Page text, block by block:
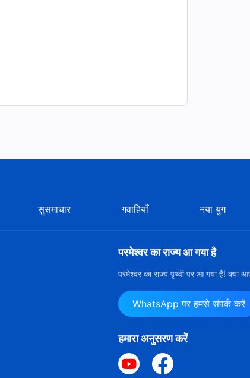
सुसमाचार गवाहियाँ नया युग
परमेश्वर का राज्य आ गया है
परमेश्वर का राज्य पृथ्वी पर आ गया है! क्या
WhatsApp पर हमसे संपर्क करें
हमारा अनुसरण करें